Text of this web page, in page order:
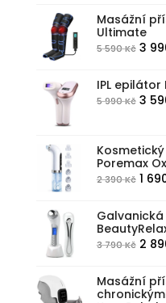
2
490
Masážní
Ultimate
5 590Kč
byla:
5
3
IPL epilátor
5 990Kč
5
990
3
Poremax
2 390Kč
byla:
2
390
1
Galvanická
3 790Kč
byla:
3
2
Masážní